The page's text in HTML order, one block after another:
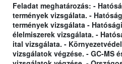
Feladat meghatározás: -
termények vizsgálata. -
termények vizsgálata -
élelmiszerek vizsgálata. -
ital vizsgálata. -
vizsgálatok végzése. - GC-MS